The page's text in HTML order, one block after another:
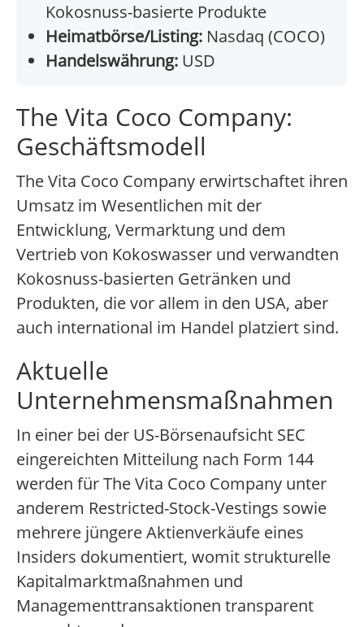
Kokosnuss-basierte Produkte
Heimatbörse/Listing: Nasdaq (COCO)
Handelswährung: USD
The Vita Coco Company:
Geschäftsmodell
The Vita Coco Company erwirtschaftet ihren
Umsatz im Wesentlichen mit der
Entwicklung, Vermarktung und dem
Vertrieb von Kokoswasser und verwandten
Kokosnuss-basierten Getränken und
Produkten, die vor allem in den USA, aber
auch international im Handel platziert sind.
Aktuelle
Unternehmensmaßnahmen
In einer bei der US-Börsenaufsicht SEC
eingereichten Mitteilung nach Form 144
werden für The Vita Coco Company unter
anderem Restricted-Stock-Vestings sowie
mehrere jüngere Aktienverkäufe eines
Insiders dokumentiert, womit strukturelle
Kapitalmarktmaßnahmen und
Managementtransaktionen transparent